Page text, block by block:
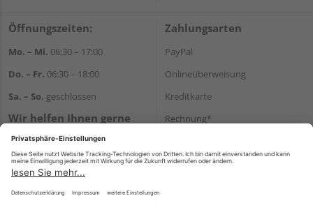
Öffnungszeiten:
Mo. – Mi. 06:30 – 17:00
Do. – Fr. 06:30 – 18:00
Sa. – So. geschlossen
Wir helfen Ihnen gerne
weiter
+49 35723 23123
E-Mail:info@holz-kunze.de
Zahlungsarten
PayPal
Onlineüberweisung
Kreditkarte
Rechnung*
Versand